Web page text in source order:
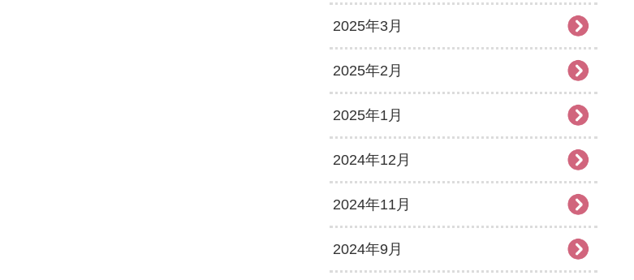
2025年3月
2025年2月
2025年1月
2024年12月
2024年11月
2024年9月